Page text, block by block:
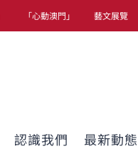
「心動澳門」 藝文展覽
認識我們 最新動態